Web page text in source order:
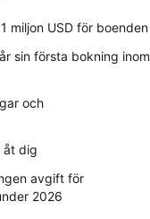
miljon USD för boenden
sin första bokning inom
och
åt dig
avgift för
2026